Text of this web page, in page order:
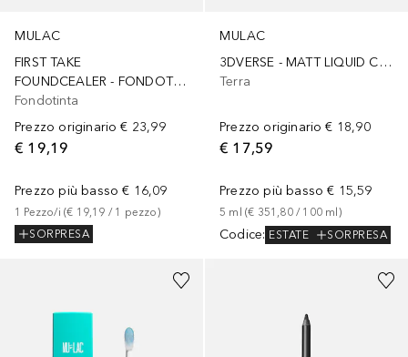
MULAC
FIRST TAKE
FOUNDCEALER - FONDOTINTA-CORRETTORE UNIFORMANTE
Fondotinta
Prezzo originario € 23,99
€ 19,19
Prezzo più basso € 16,09
1 Pezzo/i (€ 19,19 / 1 pezzo)
SORPRESA
MULAC
3DVERSE - MATT LIQUID CONTOURING ALL OVER FACE
Terra
Prezzo originario € 18,90
€ 17,59
Prezzo più basso € 15,59
5 ml (€ 351,80 / 100 ml )
Codice: ESTATE SORPRESA